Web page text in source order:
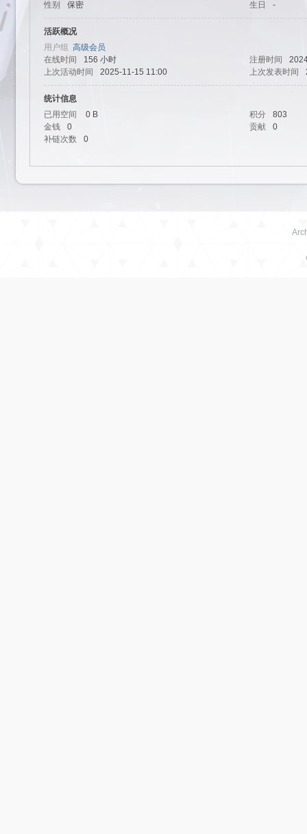
园-
性别 保密 生日 -
活跃概况
用户组 高级会员
在线时间
156 小时 注册时间
上次活动时间
2025-11-15 11:00 上次发表时间
统计信息
已用空间
0 B 积分
803
金钱
0 贡献
0
补链次数
0